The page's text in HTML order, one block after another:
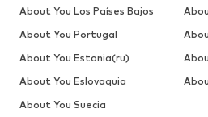
About You Los Países Bajos
About You Portugal
About You Estonia(ru)
About You Eslovaquia
About You Suecia